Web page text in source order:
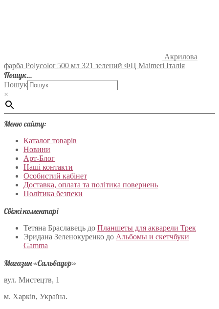
Акрилова
фарба Polycolor 500 мл 321 зелений ФЦ Maimeri Італія
Пошук…
Пошук
×
Меню сайту:
Каталог товарів
Новини
Арт-Блог
Наші контакти
Особистий кабінет
Доставка, оплата та політика повернень
Політика безпеки
Свіжі коментарі
Тетяна Браславець до Планшеты для акварели Трек
Эридана Зеленокуренко до Альбомы и скетчбуки
Gamma
Магазин «Сальвадор»
вул. Мистецтв, 1
м. Харків, Україна.